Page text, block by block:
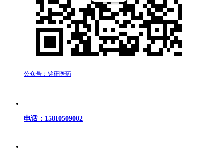
公众号：铭研医药
电话：15810509002